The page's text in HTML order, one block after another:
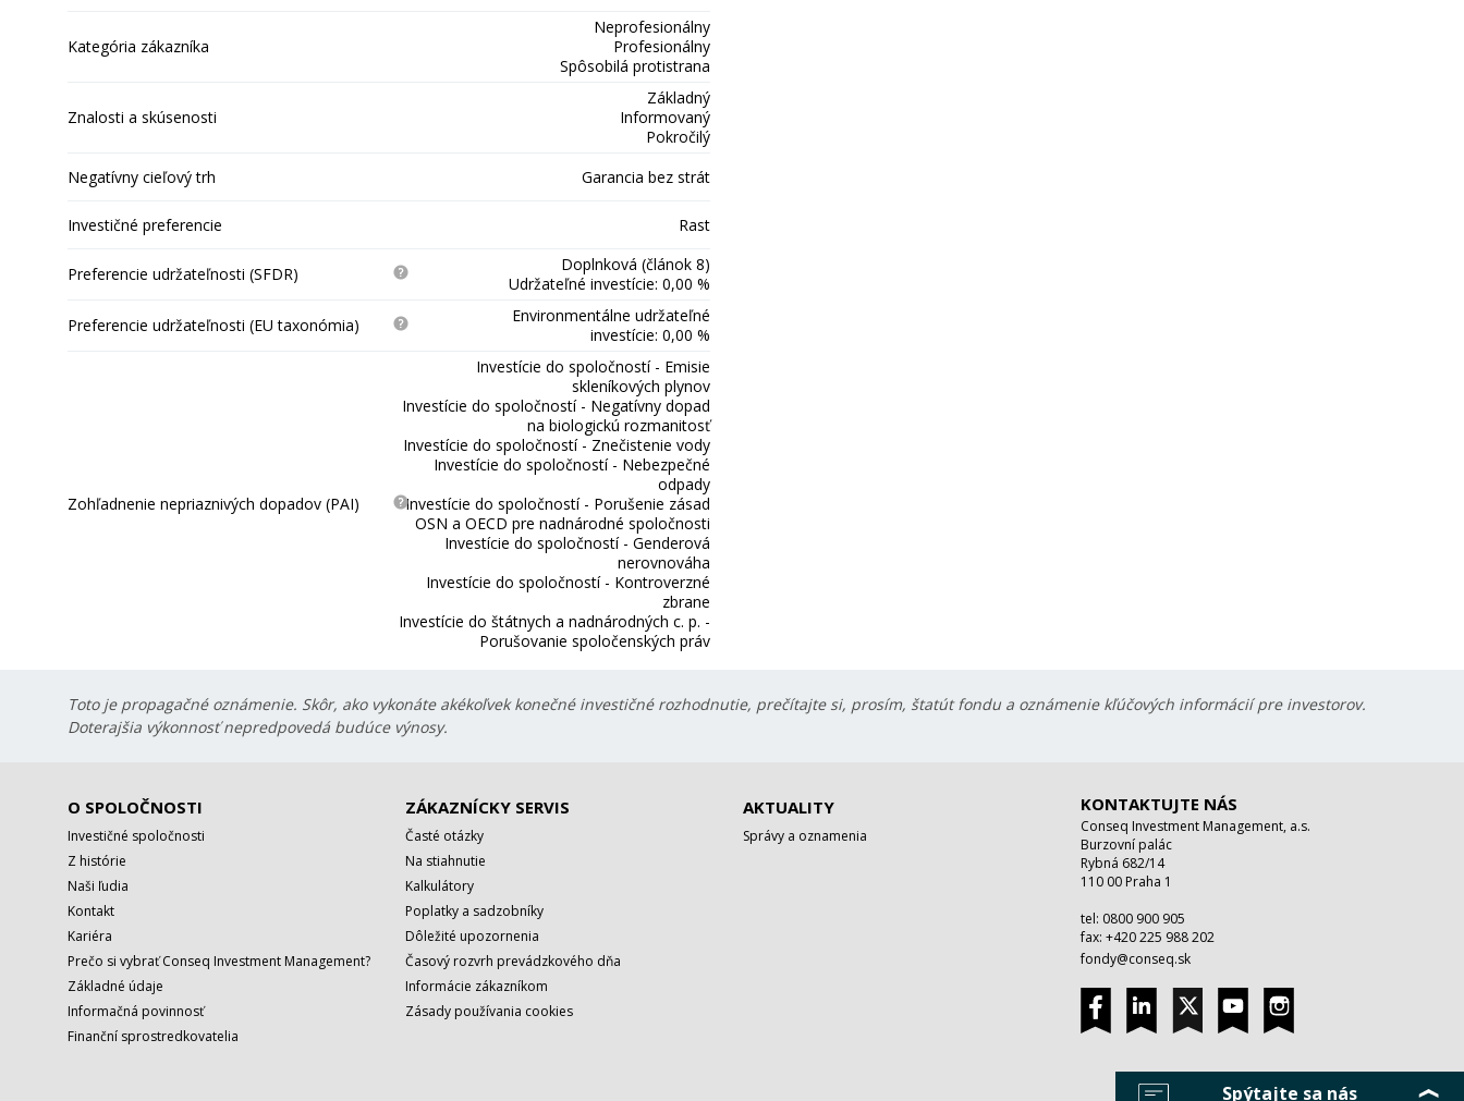
Kategória zákazníka
Neprofesionálny
Profesionálny
Spôsobilá protistrana
Znalosti a skúsenosti
Základný
Informovaný
Pokročilý
Negatívny cieľový trh
Garancia bez strát
Investičné preferencie Rast
Preferencie udržateľnosti (SFDR)
Doplnková (článok 8)
Udržateľné investície: 0,00 %
Preferencie udržateľnosti (EU taxonómia)
Environmentálne udržateľné
investície: 0,00 %
Zohľadnenie nepriaznivých dopadov (PAI)
Investície do spoločností - Emisie
skleníkových plynov
Investície do spoločností - Negatívny dopad
na biologickú rozmanitosť
Investície do spoločností - Znečistenie vody
Investície do spoločností - Nebezpečné
odpady
Investície do spoločností - Porušenie zásad
OSN a OECD pre nadnárodné spoločnosti
Investície do spoločností - Genderová
nerovnováha
Investície do spoločností - Kontroverzné
zbrane
Investície do štátnych a nadnárodných c. p. -
Porušovanie spoločenských práv
Spýtajte sa nás
Toto je propagačné oznámenie. Skôr, ako vykonáte akékoľvek konečné investičné rozhodnutie, prečítajte si, prosím, štatút fondu a oznámenie kľúčových informácií pre investorov.
Doterajšia výkonnosť nepredpovedá budúce výnosy.
O SPOLOČNOSTI
Investičné spoločnosti
Z histórie
Naši ľudia
Kontakt
Kariéra
Prečo si vybrať Conseq Investment Management?
Základné údaje
Informačná povinnosť
Finanční sprostredkovatelia
ZÁKAZNÍCKY SERVIS
Časté otázky
Na stiahnutie
Kalkulátory
Poplatky a sadzobníky
Dôležité upozornenia
Časový rozvrh prevádzkového dňa
Informácie zákazníkom
Zásady používania cookies
AKTUALITY
Správy a oznamenia
KONTAKTUJTE NÁS
Conseq Investment Management, a.s.
Burzovní palác
Rybná 682/14
110 00 Praha 1
tel: 0800 900 905
fax: +420 225 988 202
fondy@conseq.sk